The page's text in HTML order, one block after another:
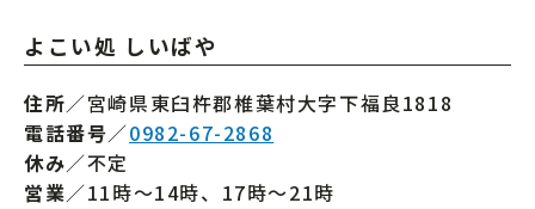
よこい処 しいばや
住所／宮崎県東臼杵郡椎葉村大字下福良1818
電話番号／0982-67-2868
休み／不定
営業／11時～14時、17時～21時